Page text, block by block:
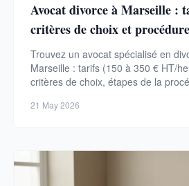
Avocat divorce à Marseille :
critères de choix et
2026
Trouvez un avocat spécialisé en
Marseille : tarifs (150 à 350 € HT/
critères de choix, étapes de la
21 May 2026